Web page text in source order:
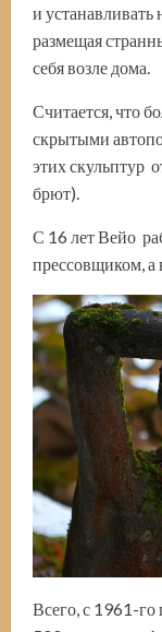
и
размещая
себя возле дома.
Считается, что
скрытыми
этих скульптур
брют).
С 16 лет Вейо
прессовщиком, а
Всего, с 1961-